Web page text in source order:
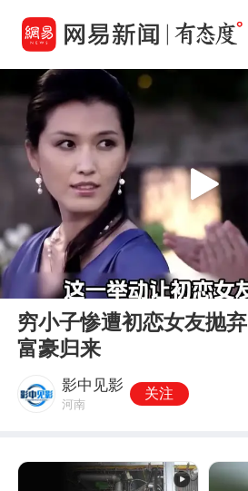
00:00
Play
穷小子惨遭初恋女友抛
富豪归来
影中见影
河南
关注